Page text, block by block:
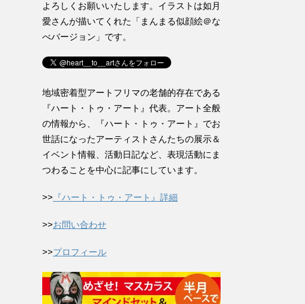
よろしくお願いいたします。イラストは如月
愛さんが描いてくれた「まんまる似顔絵＠な
べバージョン」です。
地域密着型アートフリマの老舗的存在である
『ハート・トゥ・アート』代表。アート全般
の情報から、『ハート・トゥ・アート』でお
世話になったアーティストさんたちの展示＆
イベント情報、活動日記など、表現活動にま
つわることを中心に記事にしています。
>> 『ハート・トゥ・アート』詳細
>>お問い合わせ
>>プロフィール